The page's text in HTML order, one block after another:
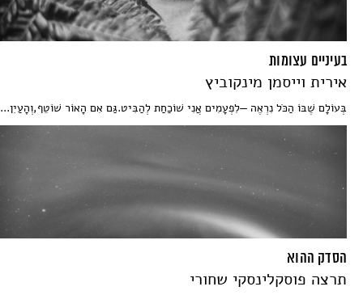
בעיניים עצומות
אירית וייסמן מינקוביץ
בְּעוֹלָם שֶׁבּוֹ הַכֹּל נִרְאֶה —לִפְעָמִים אֲנִי שׁוֹכַחַת לְהַבִּיט.גַּם אִם הָאוֹר שׁוֹטֵף,וְהָעַיִן...
הסדק ההוא
תרצה פוסקלינסקי שחורי